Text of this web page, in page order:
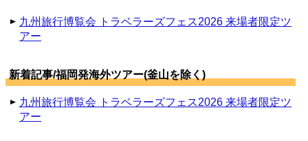
九州旅行博覧会 トラベラーズフェス2026 来場者限定ツ
アー
新着記事/福岡発海外ツアー(釜山を除く)
九州旅行博覧会 トラベラーズフェス2026 来場者限定ツ
アー